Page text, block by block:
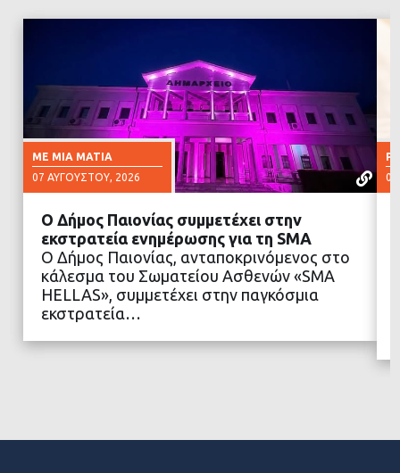
ΜΕ ΜΙΑ ΜΑΤΙΆ
07 ΑΥΓΟΎΣΤΟΥ, 2026
ΔΙΑΒΑΣΤΕ ΠΕΡΙΣΣΟΤΕΡΑ
Ο Δήμος Παιονίας συμμετέχει στην
εκστρατεία ενημέρωσης για τη SMA
Ο Δήμος Παιονίας, ανταποκρινόμενος στο
κάλεσμα του Σωματείου Ασθενών «SMA
HELLAS», συμμετέχει στην παγκόσμια
εκστρατεία…